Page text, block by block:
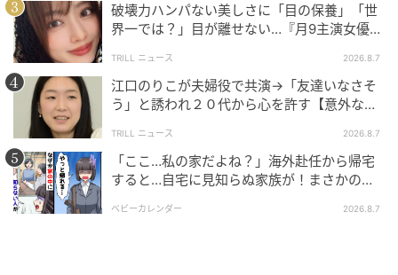
破壊力ハンパない美しさに「目の保養」「世
界一では？」目が離せない…『月9主演女優
TRILL ニュース 2026.8.7
江口のりこが夫婦役で共演→「友達いなさそ
う」と誘われ２０代から心を許す【意外な親
TRILL ニュース 2026.8.7
「ここ…私の家だよね？」海外赴任から帰宅
すると…自宅に見知らぬ家族が！まさかの真
ベビーカレンダー 2026.8.7